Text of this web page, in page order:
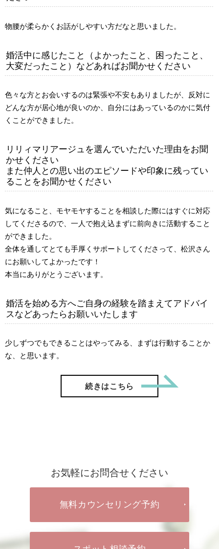
物腰が柔らかくお話がしやすい方だなと思いました。
婚活中に感じたこと（よかったこと、困ったこと、
大変だったこと）などあればお聞かせください
色々な方とお会いするのは緊張や不安もありましたが、反対に
どんな方が居心地が良いのか、自分にはあっているのかに気付
くことができました。
リリィマリアージュを選んでいただいた理由をお聞
かせください
また仲人との思い出のエピソードや印象に残ってい
ることをお聞かせください
気になること、モヤモヤすることを相談した際にはすぐに対応
してくださるので、一人で抱え込まずに前向きに活動すること
ができました。
全体を通してとても手厚くサポートしてくださって、松沢さん
にお願いしてよかったです！
本当にありがとうございます。
婚活を始める方へご自身の経験を踏まえてアドバイ
スなどあったらお願いいたします
少しずつでもできることはやってみる、まずは行動することか
な、と思います。
続きはこちら
お気軽にお問合せください
無料カウンセリング予約